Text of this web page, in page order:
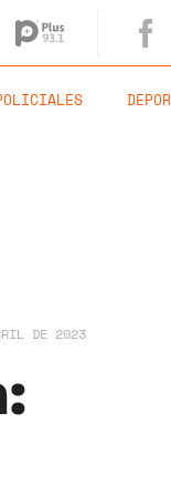
DE 2023